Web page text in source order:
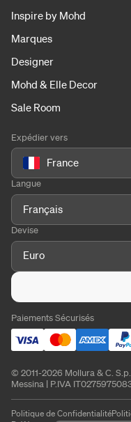
Inspire by Mohd
Marques
Designer
Mohd & Elle Decor
Sale Room
Expédier vers
France
Langue
Français
Devise
Euro
Paiements Sécurisés
© 2011-2026 Mollura & C.
Messina | P.IVA
Politique de Confidentialité